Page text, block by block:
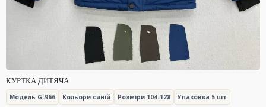
КУРТКА ДИТЯЧА
Модель G-966 Кольори синій Розміри 104-128 Упаковка 5 шт